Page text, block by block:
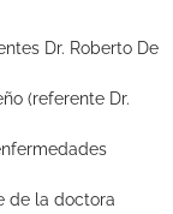
Dr. Roberto De
(referente Dr.
de la doctora